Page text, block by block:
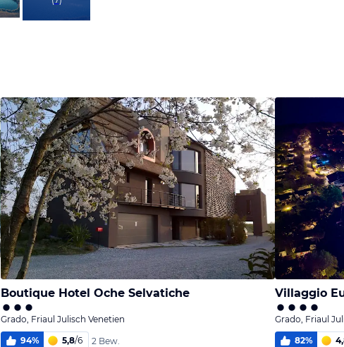
Boutique Hotel Oche Selvatiche
Grado, Friaul Julisch Venetien
94% 5,8/6 2 Bew.
Villaggio
Grado, Friaul
82%